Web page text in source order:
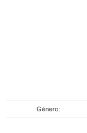
Género